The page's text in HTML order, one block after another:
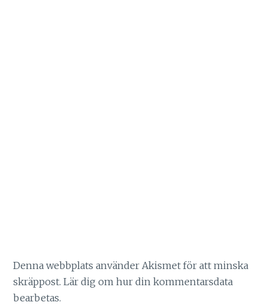
Denna webbplats använder Akismet för att minska
skräppost.Lär dig om hur din kommentarsdata
bearbetas.